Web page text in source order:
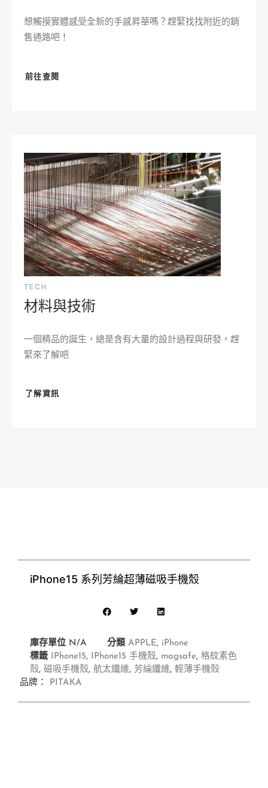
想觸摸實體感受全新的手感昇華嗎？趕緊找找附近的銷
售通路吧！
前往查閱
TECH
材料與技術
一個精品的誕生，總是含有大量的設計過程與研發，趕
緊來了解吧
了解資訊
iPhone15 系列芳綸超薄磁吸手機殼
庫存單位 N/A 分類 APPLE, iPhone
標籤 IPhone15, IPhone15 手機殼, magsafe, 格紋素色
殼, 磁吸手機殼, 航太纖維, 芳綸纖維, 輕薄手機殼
品牌： PITAKA